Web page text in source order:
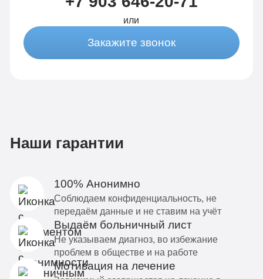
или
Закажите звонок
Наши гарантии
100% Анонимно
Соблюдаем конфиденциальность, не
передаём данные и не ставим на учёт
Выдаём больничный лист
Не указываем диагноз, во избежание
проблем в обществе и на работе
Мотивация на лечение